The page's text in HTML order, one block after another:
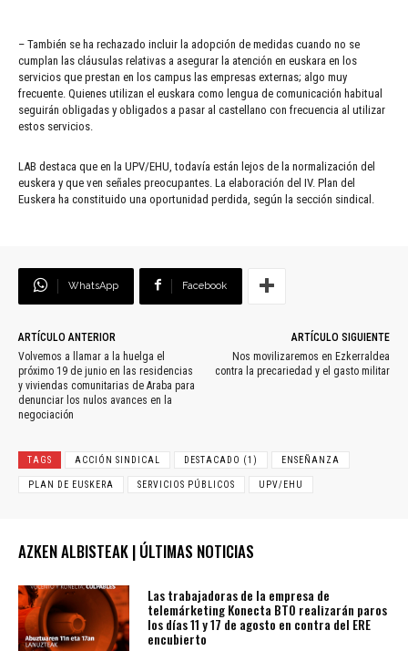
– También se ha rechazado incluir la adopción de medidas cuando no se
cumplan las cláusulas relativas a asegurar la atención en euskara en los
servicios que prestan en los campus las empresas externas; algo muy
frecuente. Quienes utilizan el euskara como lengua de comunicación habitual
seguirán obligadas y obligados a pasar al castellano con frecuencia al utilizar
estos servicios.
LAB destaca que en la UPV/EHU, todavía están lejos de la normalización del
euskera y que ven señales preocupantes. La elaboración del IV. Plan del
Euskera ha constituido una oportunidad perdida, según la sección sindical.
WhatsApp Facebook
ARTÍCULO ANTERIOR
Volvemos a llamar a la huelga el
próximo 19 de junio en las residencias
y viviendas comunitarias de Araba para
denunciar los nulos avances en la
negociación
ARTÍCULO SIGUIENTE
Nos movilizaremos en Ezkerraldea
contra la precariedad y el gasto militar
TAGS ACCIÓN SINDICAL DESTACADO (1) ENSEÑANZA
PLAN DE EUSKERA SERVICIOS PÚBLICOS UPV/EHU
AZKEN ALBISTEAK | ÚLTIMAS NOTICIAS
Las trabajadoras de la empresa de
telemárketing Konecta BTO realizarán paros
los días 11 y 17 de agosto en contra del ERE
encubierto